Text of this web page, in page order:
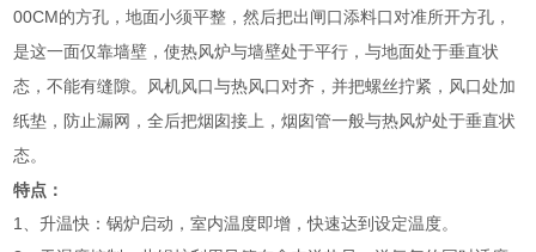
00CM的方孔，地面小须平整，然后把出闸口添料口对准所开方孔，
是这一面仅靠墙壁，使热风炉与墙壁处于平行，与地面处于垂直状
态，不能有缝隙。风机风口与热风口对齐，并把螺丝拧紧，风口处加
纸垫，防止漏网，全后把烟囱接上，烟囱管一般与热风炉处于垂直状
态。
特点：
1、升温快：锅炉启动，室内温度即增，快速达到设定温度。